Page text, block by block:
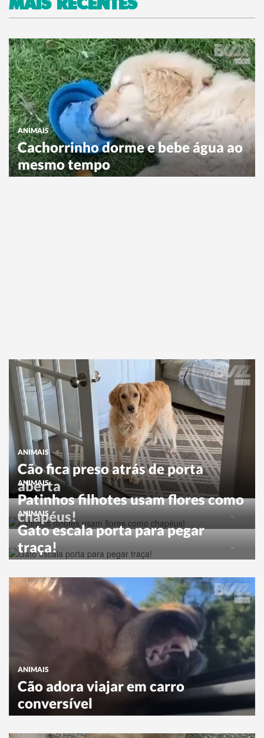
ANIMAIS
Cachorrinho dorme e bebe água ao
mesmo tempo
ANIMAIS
Cão fica preso atrás de porta
aberta
ANIMAIS
Patinhos filhotes usam flores como
chapéus!
ANIMAIS
Gato escala porta para pegar
traça!
ANIMAIS
Cão adora viajar em carro
conversível